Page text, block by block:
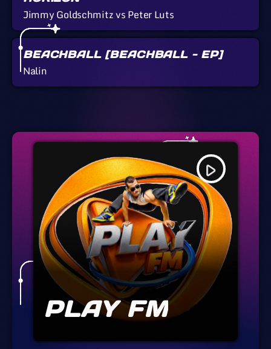
Jimmy Goldschmitz vs Peter Luts
BEACHBALL [BEACHBALL - EP]
Nalin
play_arrow
PLAY FM